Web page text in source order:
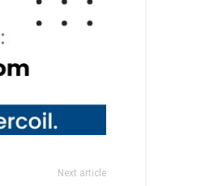
Next article